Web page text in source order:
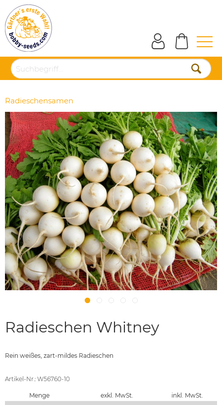
Radieschensamen
Radieschen Whitney
Rein weißes, zart-mildes Radieschen
Artikel-Nr.: W56760-10
Menge exkl. MwSt. inkl. MwSt.